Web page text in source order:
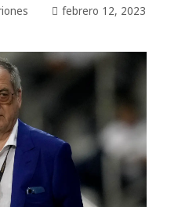
febrero 12, 2023